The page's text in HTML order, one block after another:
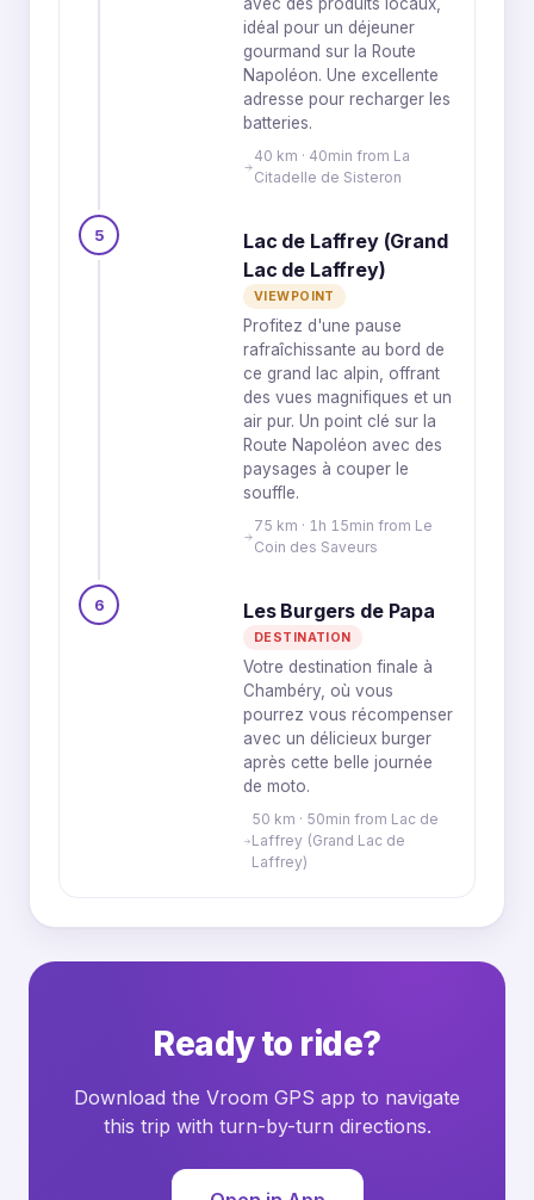
idéal pour un déjeuner
gourmand sur la Route
Napoléon. Une excellente
adresse pour recharger les
batteries.
40 km · 40min from La
Citadelle de Sisteron
5
Lac de Laffrey (Grand
Lac de Laffrey)
VIEWPOINT
Profitez d'une pause
rafraîchissante au bord de
ce grand lac alpin, offrant
des vues magnifiques et un
air pur. Un point clé sur la
Route Napoléon avec des
paysages à couper le
souffle.
75 km · 1h 15min from Le
Coin des Saveurs
6 Les Burgers de Papa
DESTINATION
Votre destination finale à
Chambéry, où vous
pourrez vous récompenser
avec un délicieux burger
après cette belle journée
de moto.
50 km · 50min from Lac de
Laffrey (Grand Lac de
Laffrey)
Ready to ride?
Download the Vroom GPS app to navigate
this trip with turn-by-turn directions.